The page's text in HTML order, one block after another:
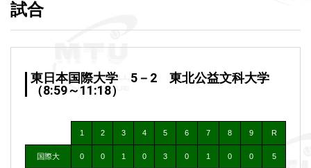
試合
東日本国際大学 5－2 東北公益文科大学
（8:59～11:18）
1 2 3 4 5 6 7 8 9 R
国際大 0 0 1 0 3 0 1 0 0 5